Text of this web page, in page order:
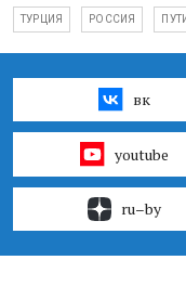
ТУРЦИЯ РОССИЯ
вк
youtube
ru–by